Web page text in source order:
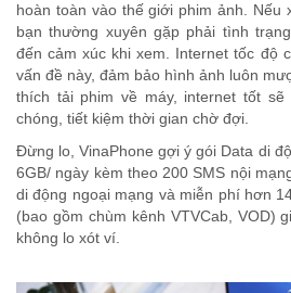
hoàn toàn vào thế giới phim ảnh. Nếu
bạn thường xuyên gặp phải tình
đến cảm xúc khi xem. Internet tốc độ
vấn đề này, đảm bảo hình ảnh luôn
thích tải phim về máy, internet tốt sẽ
chóng, tiết kiệm thời gian chờ đợi.
Đừng lo, VinaPhone gợi ý gói Data di
6GB/ ngày kèm theo 200 SMS nội
di động ngoại mạng và miễn phí hơn
(bao gồm chùm kênh VTVCab, VOD)
không lo xót ví.